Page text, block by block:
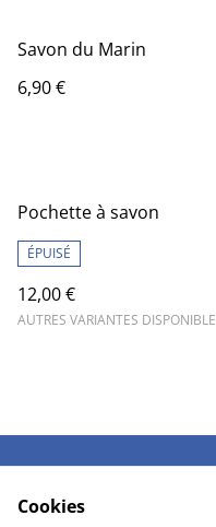
Savon du Marin
6,90 €
Pochette à savon
ÉPUISÉ
12,00 €
AUTRES VARIANTES
Cookies